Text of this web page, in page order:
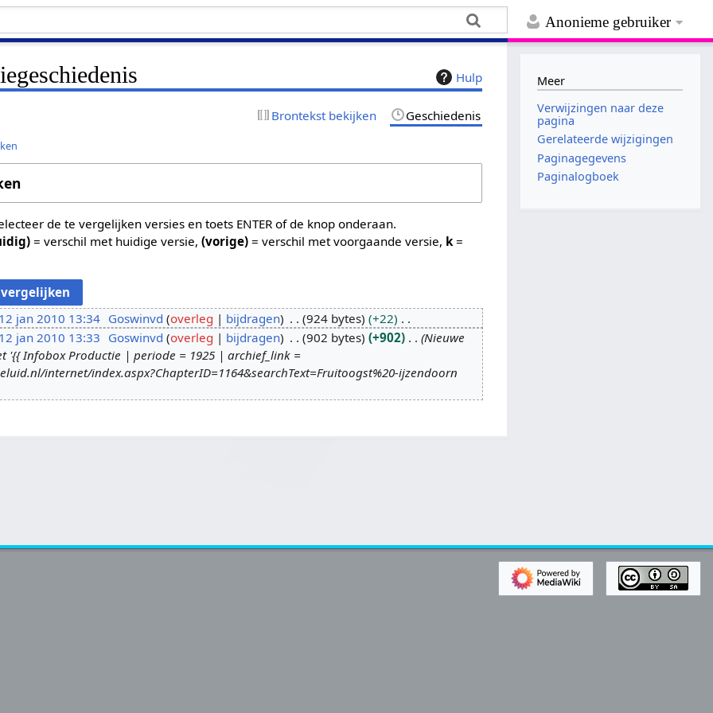
Anonieme gebruiker
Hulp
Brontekst bekijken Geschiedenis
de te vergelijken versies en toets ENTER of de knop onderaan.
= verschil met huidige versie,(vorige) = verschil met voorgaande versie, k =
12 jan 2010 13:34 Goswinvd overleg bijdragen 924 bytes
+22
12 jan 2010 13:33 Goswinvd overleg bijdragen 902 bytes +902
Nieuwe
'{{ Infobox Productie | periode = 1925 | archief_link =
internet/index.aspx?ChapterID=1164&searchText=Fruitoogst%20-ijzendoorn
Meer
Verwijzingen naar deze
pagina
Gerelateerde wijzigingen
Paginagegevens
Paginalogboek